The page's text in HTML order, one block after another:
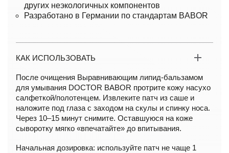
других неэкологичных компонентов
Разработано в Германии по стандартам BABOR
КАК ИСПОЛЬЗОВАТЬ
После очищения Выравнивающим липид-бальзамом
для умывания DOCTOR BABOR протрите кожу насухо
салфеткой/полотенцем. Извлеките патч из саше и
наложите под глаза с заходом на скулы и спинку носа.
Через 10–15 минут снимите. Оставшуюся на коже
сыворотку мягко «впечатайте» до впитывания.
Начальная дозировка: используйте патч не чаще 1